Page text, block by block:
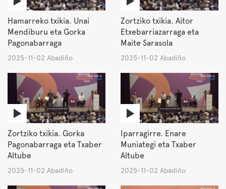
Hamarreko txikia. Unai
Mendiburu eta Gorka
Pagonabarraga
2025-11-02 Abadiño
Zortziko txikia. Aitor
Etxebarriazarraga eta
Maite Sarasola
2025-11-02 Abadiño
Zortziko txikia. Gorka
Pagonabarraga eta Txaber
Altube
2025-11-02 Abadiño
Iparragirre. Enare
Muniategi eta Txaber
Altube
2025-11-02 Abadiño